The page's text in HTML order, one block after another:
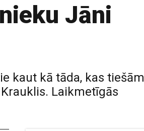
Jāni
kaut kā tāda, kas tiešām
Laikmetīgās